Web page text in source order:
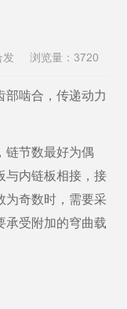
传动知识
发 浏览量： 3720
部啮合，传递动力
链节数最好为偶
与内链板相接，接
为奇数时，需要采
承受附加的穹曲载